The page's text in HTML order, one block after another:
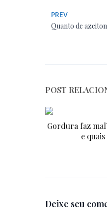
PREV
Quanto de
POST
Gordura faz
e
Deixe seu